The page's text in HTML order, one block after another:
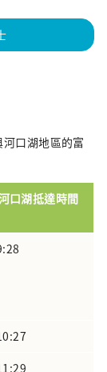
口湖地區的富
口湖抵達時間